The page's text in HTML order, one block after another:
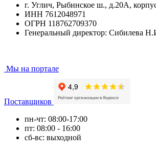
г. Углич, Рыбинское ш., д.20А,
ИНН 7612048971
ОГРН 118762709370
Генеральный директор: Сибилева
Мы на портале
Поставщиков
пн-чт: 08:00-17:00
пт: 08:00 - 16:00
сб-вс: выходной